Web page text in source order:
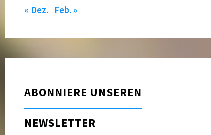
« Dez. Feb. »
ABONNIERE UNSEREN
NEWSLETTER